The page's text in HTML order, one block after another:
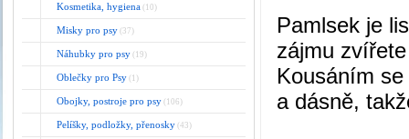
Kosmetika, hygiena (10)
Misky pro psy (37)
Náhubky pro psy (19)
Oblečky pro Psy (1)
Obojky, postroje pro psy (106)
Pelíšky, podložky, přenosky (43)
Pamlsek je
zájmu
Kousáním
a dásně,